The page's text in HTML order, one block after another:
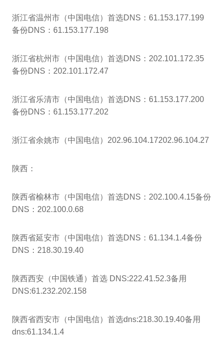
浙江省温州市（中国电信）首选DNS：61.153.177.199
备份DNS：61.153.177.198
浙江省杭州市（中国电信）首选DNS：202.101.172.35
备份DNS：202.101.172.47
浙江省乐清市（中国电信）首选DNS：61.153.177.200
备份DNS：61.153.177.202
浙江省余姚市（中国电信）202.96.104.17202.96.104.27
陕西：
陕西省榆林市（中国电信）首选DNS：202.100.4.15备份
DNS：202.100.0.68
陕西省延安市（中国电信）首选DNS：61.134.1.4备份
DNS：218.30.19.40
陕西西安（中国铁通）首选 DNS:222.41.52.3备用
DNS:61.232.202.158
陕西省西安市（中国电信）首选dns:218.30.19.40备用
dns:61.134.1.4